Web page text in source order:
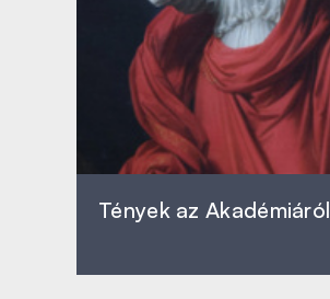
Tények az Akadémiáról